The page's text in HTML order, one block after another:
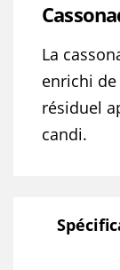
La
enrichi
résiduel
candi.